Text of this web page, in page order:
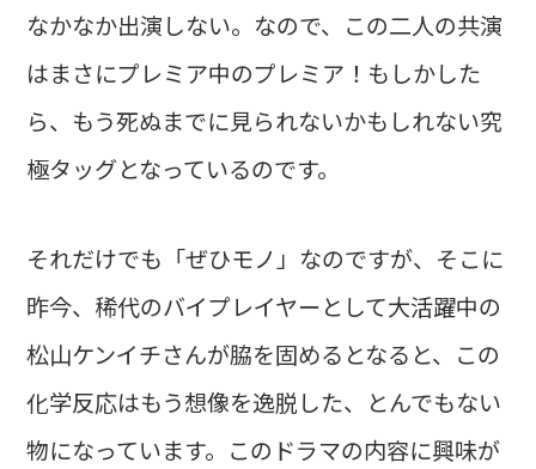
なかなか出演しない。なので、この二人の共演
はまさにプレミア中のプレミア！もしかした
ら、もう死ぬまでに見られないかもしれない究
極タッグとなっているのです。
それだけでも「ぜひモノ」なのですが、そこに
昨今、稀代のバイプレイヤーとして大活躍中の
松山ケンイチさんが脇を固めるとなると、この
化学反応はもう想像を逸脱した、とんでもない
物になっています。このドラマの内容に興味が